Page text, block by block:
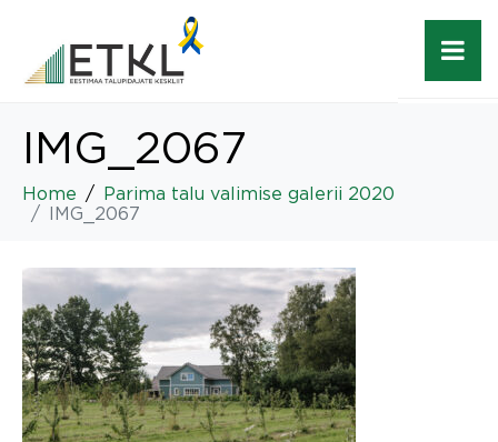
IMG_2067
Home
Parima talu valimise galerii 2020
IMG_2067